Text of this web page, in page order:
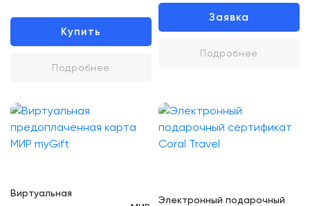
Купить
Подробнее
Заявка
Подробнее
Виртуальная
Электронный подарочный